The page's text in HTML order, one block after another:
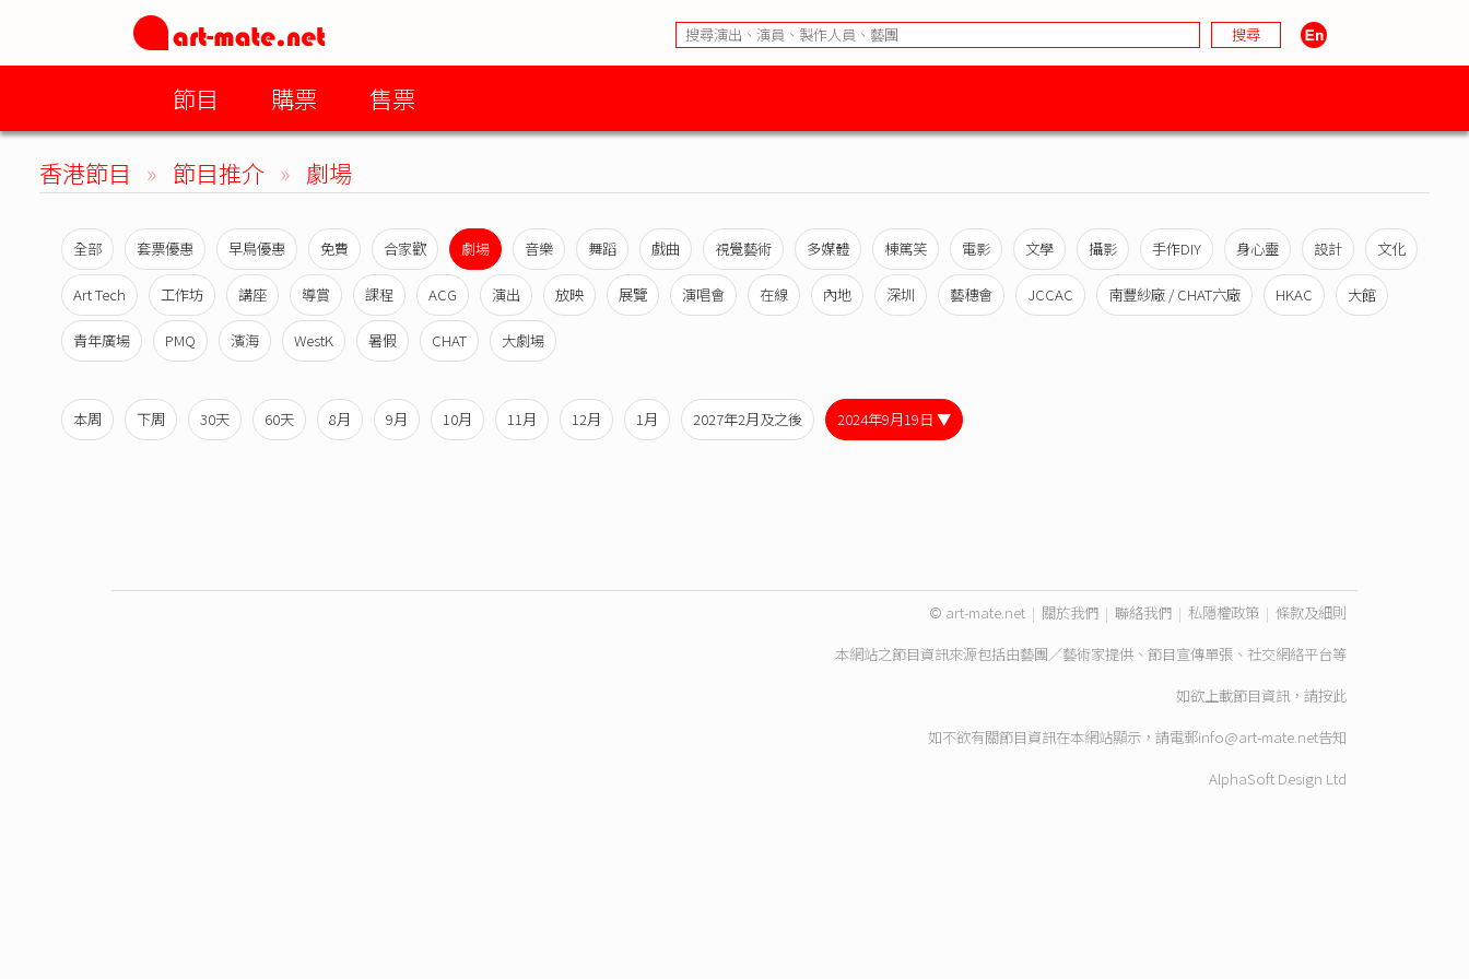
節目 購票 售票
香港節目 » 節目推介 » 劇場
全部 套票優惠 早鳥優惠 免費 合家歡 劇場 音樂 舞蹈 戲曲 視覺藝術 多媒體 棟篤笑 電影 文學 攝影 手作DIY 身心靈 設計 文化
Art Tech 工作坊 講座 導賞 課程 ACG 演出 放映 展覽 演唱會 在線 內地 深圳 藝穗會 JCCAC 南豐紗廠 / CHAT六廠 HKAC 大館
青年廣場 PMQ 濱海 WestK 暑假 CHAT 大劇場
本周 下周 30天 60天 8月 9月 10月 11月 12月 1月 2027年2月及之後 2024年9月19日 ▼
© art-mate.net | 關於我們 | 聯絡我們 | 私隱權政策 | 條款及細則
本網站之節目資訊來源包括由藝團／藝術家提供、節目宣傳單張、社交網絡平台等
如欲上載節目資訊，請按此
如不欲有關節目資訊在本網站顯示，請電郵info@art-mate.net告知
AlphaSoft Design Ltd